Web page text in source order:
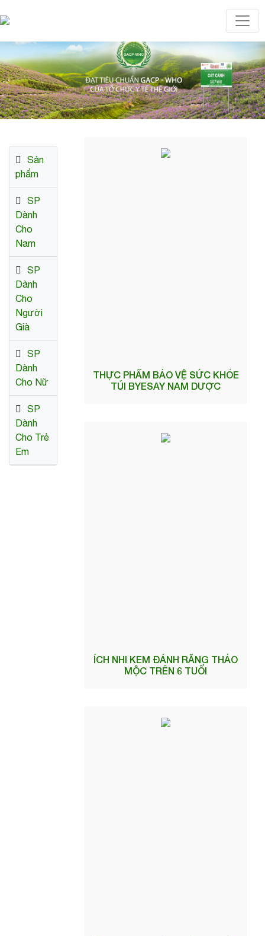
Sản
phẩm
SP
Dành
Cho
Nam
SP
Dành
Cho
Người
Già
SP
Dành
Cho Nữ
SP
Dành
Cho Trẻ
Em
THỰC PHẨM BẢO VỆ SỨC KHỎE
TÚI BYESAY NAM DƯỢC
ÍCH NHI KEM ĐÁNH RĂNG THẢO
MỘC TRÊN 6 TUỔI